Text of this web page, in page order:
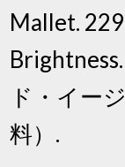
Mallet.
ド・イー
料）.